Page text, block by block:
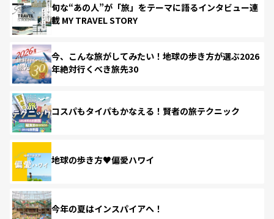
旬な“あの人”が「旅」をテーマに語るインタビュー連
載 MY TRAVEL STORY
今、こんな旅がしてみたい！地球の歩き方が選ぶ2026
年絶対行くべき旅先30
コスパもタイパもかなえる！賢者の旅テクニック
地球の歩き方♥偏愛ハワイ
今年の夏はインスパイアへ！